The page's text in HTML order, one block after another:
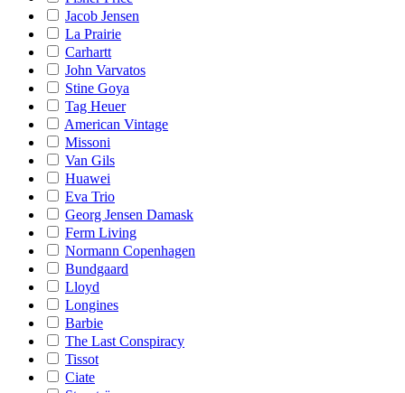
Jacob Jensen
La Prairie
Carhartt
John Varvatos
Stine Goya
Tag Heuer
American Vintage
Missoni
Van Gils
Huawei
Eva Trio
Georg Jensen Damask
Ferm Living
Normann Copenhagen
Bundgaard
Lloyd
Longines
Barbie
The Last Conspiracy
Tissot
Ciate